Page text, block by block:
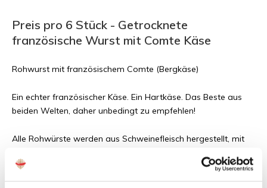
Preis pro 6 Stück - Getrocknete
französische Wurst mit Comte Käse
Rohwurst mit französischem Comte (Bergkäse)
Ein echter französischer Käse. Ein Hartkäse. Das Beste aus
beiden Welten, daher unbedingt zu empfehlen!
Alle Rohwürste werden aus Schweinefleisch hergestellt, mit
gefüllt und mit einem natürlichen Schweinedarm umhüllt.
Dadurch kann auch die Außenseite gegessen werden.